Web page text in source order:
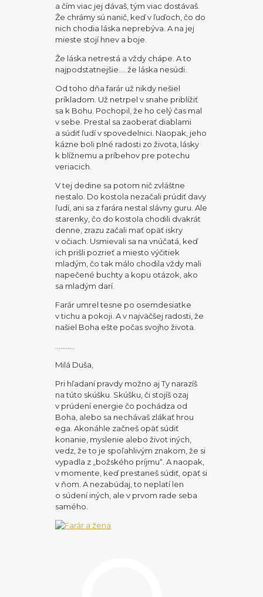
a čím viac jej dávaš, tým viac dostávaš.
Že chrámy sú nanič, keď v ľuďoch, čo do
nich chodia láska neprebýva. A na jej
mieste stojí hnev a boje.
Že láska netrestá a vždy chápe. A to
najpodstatnejšie…. že láska nesúdi.
Od toho dňa farár už nikdy nešiel
príkladom. Už netrpel v snahe priblížiť
sa k Bohu. Pochopil, že ho celý čas mal
v sebe. Prestal sa zaoberať diablami
a súdiť ľudí v spovedelnici. Naopak, jeho
kázne boli plné radosti zo života, lásky
k blížnemu a príbehov pre potechu
veriacich.
V tej dedine sa potom nič zvláštne
nestalo. Do kostola nezačali prúdiť davy
ľudí, ani sa z farára nestal slávny guru. Ale
starenky, čo do kostola chodili dvakrát
denne, zrazu začali mať opäť iskry
v očiach. Usmievali sa na vnúčatá, keď
ich prišli pozrieť a miesto výčitiek
mladým, čo tak málo chodila vždy mali
napečené buchty a kopu otázok, ako
sa mladým darí.
Farár umrel tesne po osemdesiatke
v tichu a pokoji. A v najväčšej radosti, že
našiel Boha ešte počas svojho života.
Milá Duša,
Pri hľadaní pravdy možno aj Ty narazíš
na túto skúšku. Skúšku, či stojíš ozaj
v prúdení energie čo pochádza od
Boha, alebo sa nechávaš zlákať hrou
ega. Akonáhle začneš opäť súdiť
konanie, myslenie alebo život iných,
vedz, že to je spoľahlivým znakom, že si
vypadla z „božského príjmu“. A naopak,
v momente, keď prestaneš súdiť, opäť si
v ňom. A nezabúdaj, to neplatí len
o súdení iných, ale v prvom rade seba
samého.